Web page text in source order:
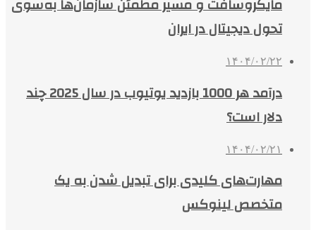
مایکروسافت و مسیر مطمئن سازمان‌ها به‌سوی
تحول دیجیتال در ایران
۱۴۰۴/۰۲/۲۲
درآمد هر 1000 بازدید یوتیوب در سال 2025 چند
دلار است؟
۱۴۰۴/۰۲/۲۱
مهارت‌های کلیدی برای تبدیل شدن به یک
متخصص لینوکس